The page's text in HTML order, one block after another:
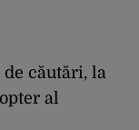
căutări, la
al